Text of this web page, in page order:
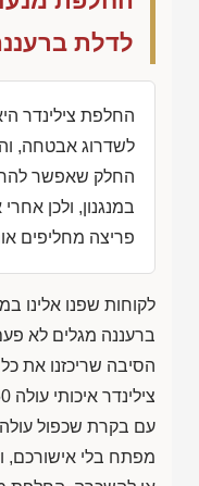
לדלת
החלפת צילינדר
לשדרוג אבטחה,
החלק שאפשר
במנגנון, ולכן
פריצה מחליפים
לקוחות שפנו אלינו
ברעננה מגלים לא
הסיבה שריכזנו את
צילינדר איכותי עולה
עם בקרת שכפול עולה
מפתח בלי אישורכם,